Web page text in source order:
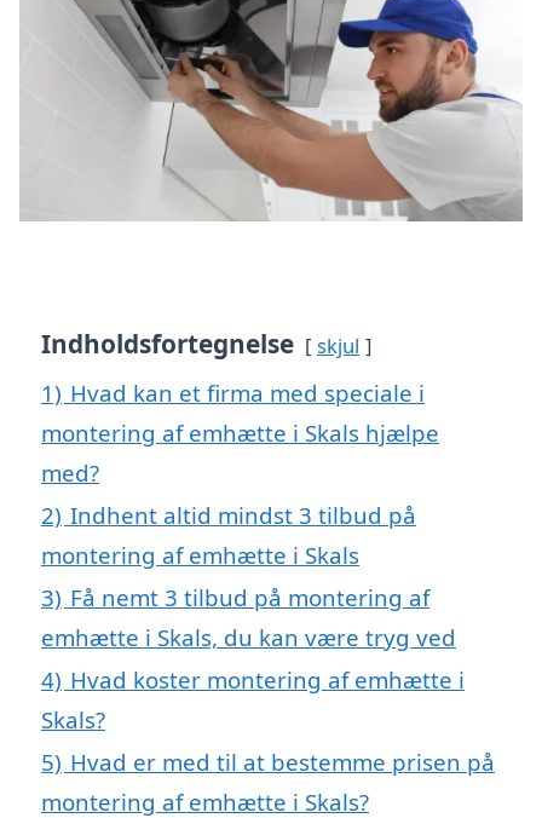
Indholdsfortegnelse skjul
1) Hvad kan et firma med speciale i
montering af emhætte i Skals hjælpe
med?
2) Indhent altid mindst 3 tilbud på
montering af emhætte i Skals
3) Få nemt 3 tilbud på montering af
emhætte i Skals, du kan være tryg ved
4) Hvad koster montering af emhætte i
Skals?
5) Hvad er med til at bestemme prisen på
montering af emhætte i Skals?